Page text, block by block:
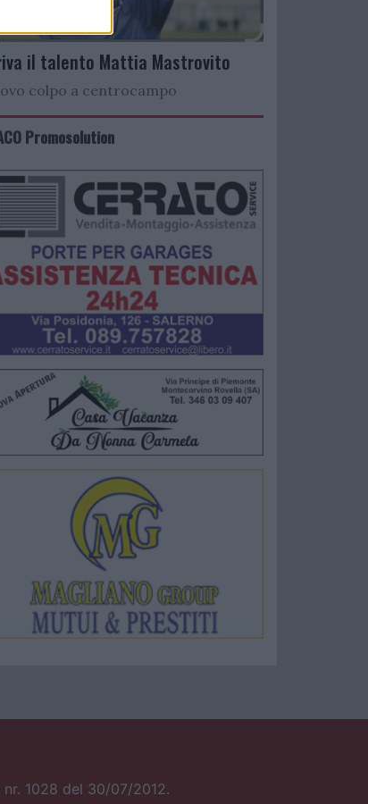
il talento Mattia Mastrovito
colpo a centrocampo
Promosolution
1028 del 30/07/2012.